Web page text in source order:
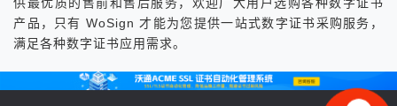
产品，只有 WoSign 才能为您提供一站式数字证书采购服务，
满足各种数字证书应用需求。